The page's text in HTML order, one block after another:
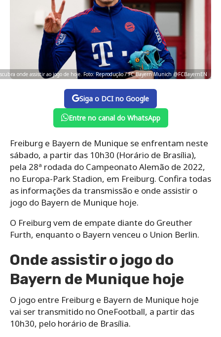
onde assistir ao jogo de hoje. Foto: Reprodução / FC Bayern Munich @FCBayernEN
Siga o DCI no Google
Entre no canal do WhatsApp
Freiburg e Bayern de Munique se enfrentam neste
sábado, a partir das 10h30 (Horário de Brasília),
pela 28ª rodada do Campeonato Alemão de 2022,
no Europa-Park Stadion, em Freiburg. Confira todas
as informações da transmissão e onde assistir o
jogo do Bayern de Munique hoje.
O Freiburg vem de empate diante do Greuther
Furth, enquanto o Bayern venceu o Union Berlin.
Onde assistir o jogo do
Bayern de Munique hoje
O jogo entre Freiburg e Bayern de Munique hoje
vai ser transmitido no OneFootball, a partir das
10h30, pelo horário de Brasília.